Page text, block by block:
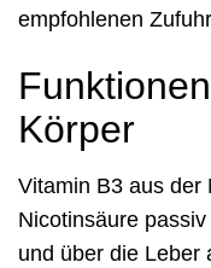
empfohlenen Zufuhr
Körper
Vitamin B3 aus der
Nicotinsäure
und über die Leber